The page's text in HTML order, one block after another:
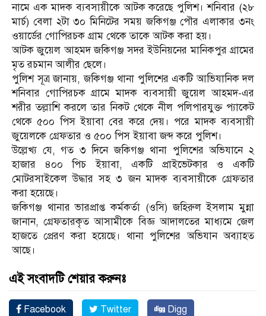
নামে এক মাদক ব্যবসায়ীকে আটক করেছে পুলিশ। শনিবার (২৮
মার্চ) বেলা ২টা ৩০ মিনিটের সময় জকিগঞ্জ পৌর এলাকার ৩নং
ওয়ার্ডের গোপিরচক গ্রাম থেকে তাকে আটক করা হয়।
আটক জুয়েল আহমদ জকিগঞ্জ সদর ইউনিয়নের মানিকপুর গ্রামের
মৃত রচমান আলীর ছেলে।
পুলিশ সূত্র জানায়, জকিগঞ্জ থানা পুলিশের একটি আভিযানিক দল
শনিবার গোপিরচক গ্রামে মাদক ব্যবসায়ী জুয়েল আহমদ-এর
শরীর তল্লাশি করলে তার নিকট থেকে নীল পলিপারযুক্ত প্যাকেট
থেকে ৫০০ পিস ইয়াবা বের করে দেয়। পরে মাদক ব্যবসায়ী
জুয়েলকে গ্রেফতার ও ৫০০ পিস ইয়াবা জব্দ করে পুলিশ।
উল্লেখ্য যে, গত ৩ দিনে জকিগঞ্জ থানা পুলিশের অভিযানে ২
হাজার ৪০০ পিচ ইয়াবা, একটি প্রাইভেটকার ও একটি
মোটরসাইকেল উদ্ধার সহ ৩ জন মাদক ব্যবসায়ীকে গ্রেফতার
করা হয়েছে।
জকিগঞ্জ থানার ভারপ্রাপ্ত কর্মকর্তা (ওসি) জহিরুল ইসলাম মুন্না
জানান, গ্রেফতারকৃত আসামীকে বিজ্ঞ আদালতের মাধ্যমে জেল
হাজতে প্রেরণ করা হয়েছে। থানা পুলিশের অভিযান অব্যাহত
আছে।
এই সংবাদটি শেয়ার করুনঃ
Facebook Twitter Digg